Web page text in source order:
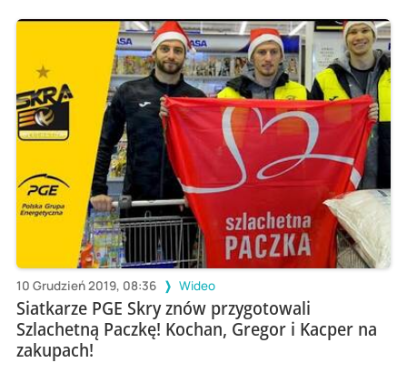
10 Grudzień 2019, 08:36 Wideo
Siatkarze PGE Skry znów przygotowali
Szlachetną Paczkę! Kochan, Gregor i Kacper na
zakupach!